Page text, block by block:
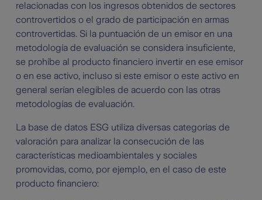
relacionadas con los ingresos obtenidos de sectores
controvertidos o el grado de participación en armas
controvertidas. Si la puntuación de un emisor en una
metodología de evaluación se considera insuficiente,
se prohíbe al producto financiero invertir en ese emisor
o en ese activo, incluso si este emisor o este activo en
general serían elegibles de acuerdo con las otras
metodologías de evaluación.
La base de datos ESG utiliza diversas categorías de
valoración para analizar la consecución de las
características medioambientales y sociales
promovidas, como, por ejemplo, en el caso de este
producto financiero: